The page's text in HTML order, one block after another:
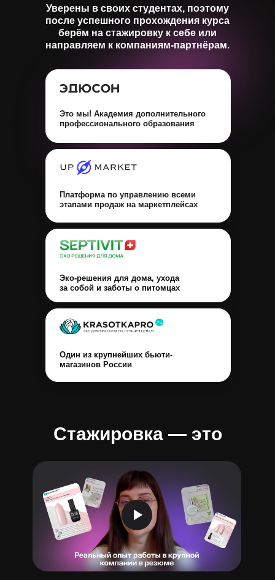
Уверены в своих студентах, поэтому
после успешного прохождения курса
берём на стажировку к себе или
направляем к компаниям-партнёрам.
Это мы! Академия дополнительного
профессионального образования
Платформа по управлению всеми
этапами продаж на маркетплейсах
Эко-решения для дома, ухода
за собой и заботы о питомцах
Один из крупнейших бьюти-
магазинов России
Стажировка — это